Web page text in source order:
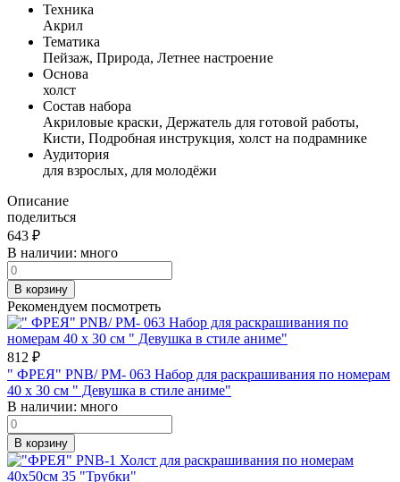
Техника
Акрил
Тематика
Пейзаж, Природа, Летнее настроение
Основа
холст
Состав набора
Акриловые краски, Держатель для готовой работы,
Кисти, Подробная инструкция, холст на подрамнике
Аудитория
для взрослых, для молодёжи
Описание
поделиться
643 ₽
В наличии: много
В корзину
Рекомендуем посмотреть
812 ₽
" ФРЕЯ" PNB/ PM- 063 Набор для раскрашивания по номерам
40 х 30 см " Девушка в стиле аниме"
В наличии: много
В корзину